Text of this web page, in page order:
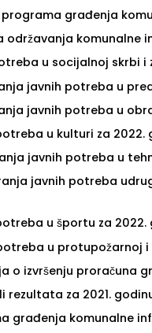
građenja
održavanja
u socijalnoj skrbi
javnih potreba u
javnih potreba u
u kulturi za 2022.
javnih potreba u
javnih potreba
u športu za 2022.
u protupožarnoj
o izvršenju proračuna
rezultata za 2021.
građenja komunalne